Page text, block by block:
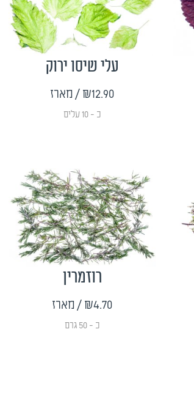
עלי שיסו ירוק
₪12.90/ מארז
כ - 10 עלים
רוזמרין
₪4.70/ מארז
כ - 50 גרם